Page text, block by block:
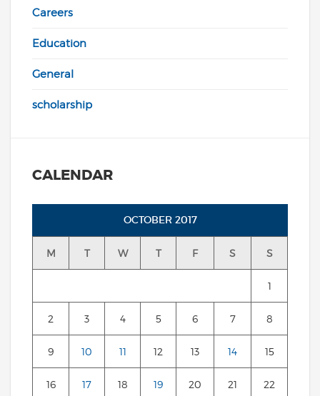
Careers
Education
General
scholarship
CALENDAR
OCTOBER 2017
M T W T F S S
1
2 3 4 5 6 7 8
9 10 11 12 13 14 15
16 17 18 19 20 21 22